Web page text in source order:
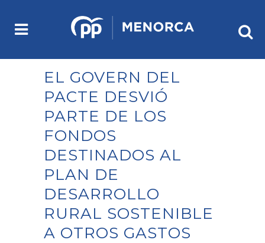
EL GOVERN DEL
PACTE DESVIÓ
PARTE DE LOS
FONDOS
DESTINADOS AL
PLAN DE
DESARROLLO
RURAL SOSTENIBLE
A OTROS GASTOS